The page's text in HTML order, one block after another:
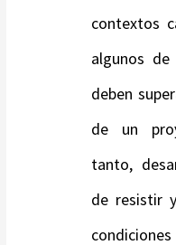
contextos
algunos
deben
de un
tanto,
de resistir